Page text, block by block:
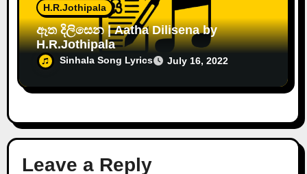
H.R.Jothipala
ඈත දිලිසෙන | Aatha Dilisena by
H.R.Jothipala
Sinhala Song Lyrics July 16, 2022
Leave a Reply